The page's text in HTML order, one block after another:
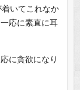
いてこれなか
応に素直に耳
に貪欲になり